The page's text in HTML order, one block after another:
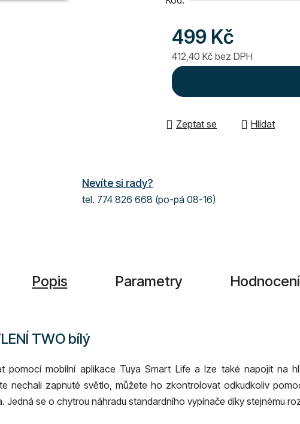
499 Kč
412,40 Kč bez DPH
Měrná cena:
Zeptat se Hlídat
Nevíte si rady?
tel. 774 826 668 (po-pá 08-16)
Popis Parametry Hodnocení
TWO bílý
pomocí mobilní aplikace Tuya Smart Life a lze také napojit na
nechali zapnuté světlo, můžete ho zkontrolovat odkudkoliv
Jedná se o chytrou náhradu standardního vypínače díky stejnému